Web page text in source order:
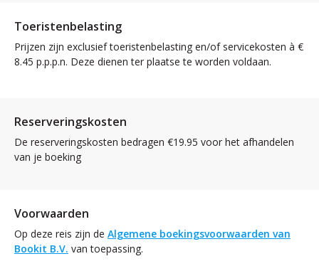
Toeristenbelasting
Prijzen zijn exclusief toeristenbelasting en/of servicekosten à €
8.45 p.p.p.n. Deze dienen ter plaatse te worden voldaan.
Reserveringskosten
De reserveringskosten bedragen €19.95 voor het afhandelen
van je boeking
Voorwaarden
Op deze reis zijn de Algemene boekingsvoorwaarden van
Bookit B.V. van toepassing.